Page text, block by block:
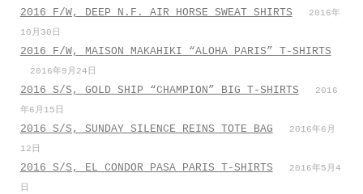
2016 F/W, DEEP N.F. AIR HORSE SWEAT SHIRTS
2016年
10月30日
2016 F/W, MAISON MAKAHIKI “ALOHA PARIS” T-SHIRTS
2016年9月24日
2016 S/S, GOLD SHIP “CHAMPION” BIG T-SHIRTS
2016
年6月15日
2016 S/S, SUNDAY SILENCE REINS TOTE BAG
2016年6月
12日
2016 S/S, EL CONDOR PASA PARIS T-SHIRTS
2016年5月4
日